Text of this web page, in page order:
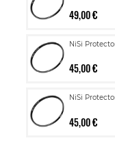
49,00 €
NiSi
45,00 €
NiSi
45,00 €